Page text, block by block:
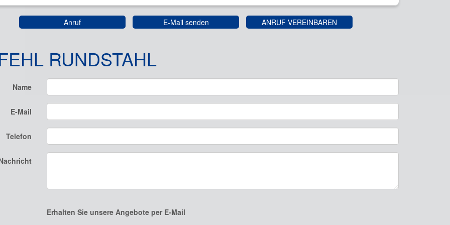
Anruf E-Mail senden ANRUF VEREINBAREN
RUNDSTAHL
Name
E-Mail
Telefon
Erhalten Sie unsere Angebote per E-Mail